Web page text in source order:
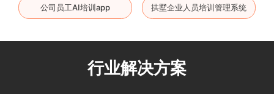
公司员工AI培训app 拱墅企业人员培训管理系统
行业解决方案